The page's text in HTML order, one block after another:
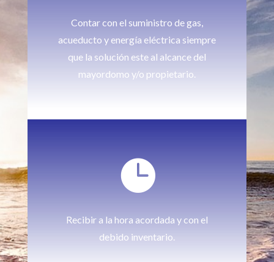
Contar con el suministro de gas,
acueducto y energía eléctrica siempre
que la solución este al alcance del
mayordomo y/o propietario.

Recibir a la hora acordada y con el
debido inventario.